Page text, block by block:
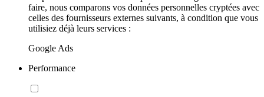
faire, nous comparons vos données personnelles cryptées avec
celles des fournisseurs externes suivants, à condition que vous
utilisiez déjà leurs services :
Google Ads
Performance